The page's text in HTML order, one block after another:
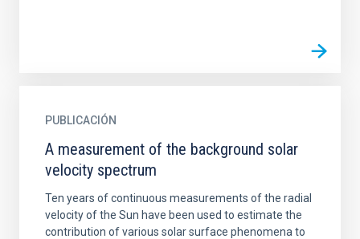
PUBLICACIÓN
A measurement of the background solar
velocity spectrum
Ten years of continuous measurements of the radial
velocity of the Sun have been used to estimate the
contribution of various solar surface phenomena to